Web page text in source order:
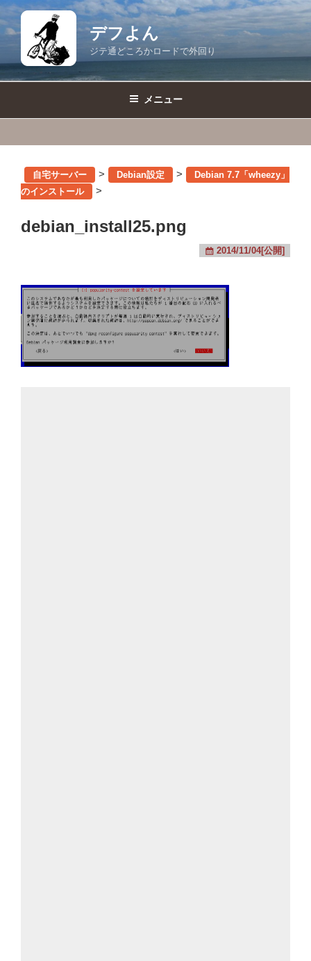
コ
ン
デフよん
ジテ通どころかロードで外回り
メニュー
自宅サーバー > Debian設定 >
Debian 7.7「wheezy」
のインストール
>
debian_install25.png
2014/11/04[公開]